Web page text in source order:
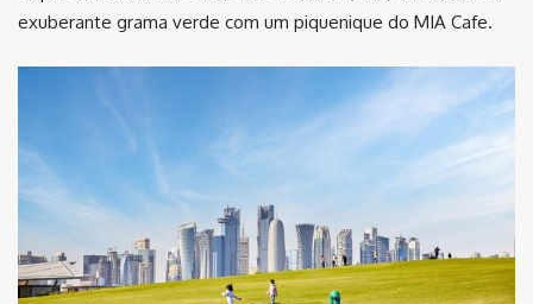
exuberante grama verde com um piquenique do MIA Cafe.